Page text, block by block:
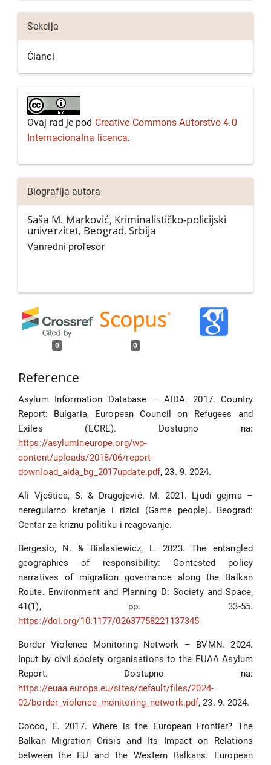
Sekcija
Članci
Ovaj rad je pod Creative Commons Autorstvo 4.0
Internacionalna licenca.
Biografija autora
Saša M. Marković, Kriminalističko-policijski
univerzitet, Beograd, Srbija
Vanredni profesor
0 0
Reference
Asylum Information Database – AIDA. 2017. Country
Report: Bulgaria, European Council on Refugees and
Exiles (ECRE). Dostupno na:
https://asylumineurope.org/wp-
content/uploads/2018/06/report-
download_aida_bg_2017update.pdf, 23. 9. 2024.
Ali Vještica, S. & Dragojević. M. 2021. Ljudi gejma –
neregularno kretanje i rizici (Game people). Beograd:
Centar za kriznu politiku i reagovanje.
Bergesio, N. & Bialasiewicz, L. 2023. The entangled
geographies of responsibility: Contested policy
narratives of migration governance along the Balkan
Route. Environment and Planning D: Society and Space,
41(1), pp. 33-55.
https://doi.org/10.1177/02637758221137345
Border Violence Monitoring Network – BVMN. 2024.
Input by civil society organisations to the EUAA Asylum
Report. Dostupno na:
https://euaa.europa.eu/sites/default/files/2024-
02/border_violence_monitoring_network.pdf, 23. 9. 2024.
Cocco, E. 2017. Where is the European Frontier? The
Balkan Migration Crisis and Its Impact on Relations
between the EU and the Western Balkans. European